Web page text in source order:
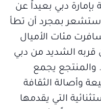
بإمارة دبي بعيداً عن
ستشعر بمجرد أن تطأ
مئات الأميال
قربه الشديد من دبي
والمنتجع يجمع
وأصالة الثقافة
التي يقدمها